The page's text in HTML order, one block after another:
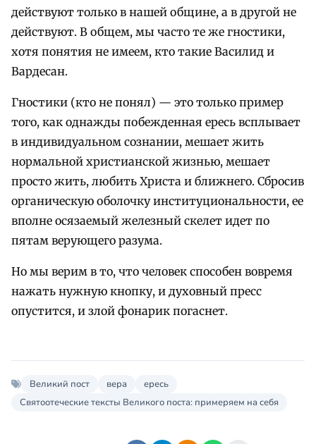
действуют только в нашей общине, а в другой не
действуют. В общем, мы часто те же гностики,
хотя понятия не имеем, кто такие Василид и
Вардесан.
Гностики (кто не понял) — это только пример
того, как однажды побежденная ересь всплывает
в индивидуальном сознании, мешает жить
нормальной христианской жизнью, мешает
просто жить, любить Христа и ближнего. Сбросив
органическую оболочку институциональности, ее
вполне осязаемый железный скелет идет по
пятам верующего разума.
Но мы верим в то, что человек способен вовремя
нажать нужную кнопку, и духовный пресс
опустится, и злой фонарик погаснет.
Великий пост вера
ересь
Святоотеческие тексты Великого поста: примеряем на себя